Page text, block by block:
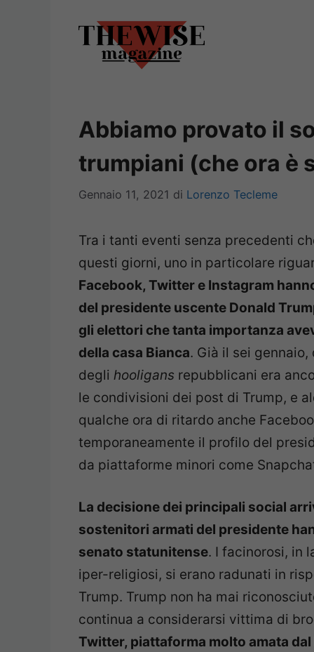
Abbiamo provato il
trumpiani (che ora è
Gennaio 11, 2021 di Lorenzo Tecleme
Tra i tanti eventi senza precedenti
questi giorni, uno in particolare
Facebook, Twitter e Instagram
del presidente uscente Donald
gli elettori che tanta importanza
della casa Bianca. Già il sei
degli hooligans repubblicani era
le condivisioni dei post di Trump, e
qualche ora di ritardo anche
temporaneamente il profilo del
da piattaforme minori come
La decisione dei principali social
sostenitori armati del presidente
senato statunitense. I facinorosi, in
iper-religiosi, si erano radunati in
Trump. Trump non ha mai
continua a considerarsi vittima di
Twitter, piattaforma molto amata